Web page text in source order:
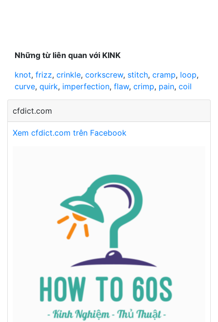
Những từ liên quan với KINK
knot, frizz, crinkle, corkscrew, stitch, cramp, loop,
curve, quirk, imperfection, flaw, crimp, pain, coil
cfdict.com
Xem cfdict.com trên Facebook